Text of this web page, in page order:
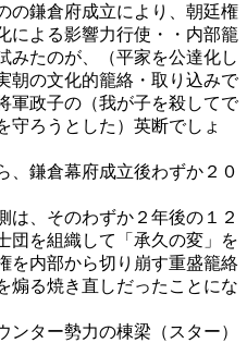
の鎌倉府成立により、朝廷権
による影響力行使・・内部籠
みたのが、（平家を公達化し
朝の文化的籠絡・取り込みで
軍政子の（我が子を殺してで
守ろうとした）英断でしょ
、鎌倉幕府成立後わずか２０
は、そのわずか２年後の１２
団を組織して「承久の変」を
を内部から切り崩す重盛籠絡
煽る焼き直しだったことにな
ンター勢力の棟梁（スター）